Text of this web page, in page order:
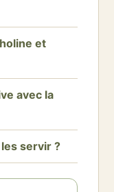
et
avec la
servir ?